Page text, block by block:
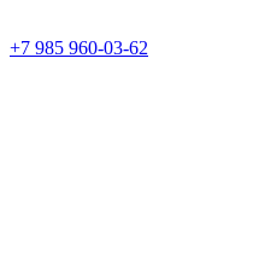
+7 985 960-03-62